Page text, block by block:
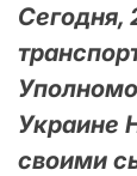
Сегодня,
Украине
своими